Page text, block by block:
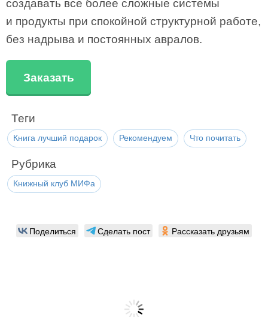
создавать все более сложные системы
и продукты при спокойной структурной работе,
без надрыва и постоянных авралов.
Заказать
Теги
Книга лучший подарок Рекомендуем Что почитать
Рубрика
Книжный клуб МИФа
Поделиться Сделать пост Рассказать друзьям